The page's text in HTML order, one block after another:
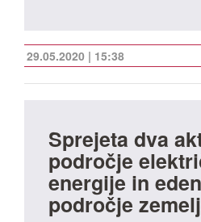
29.05.2020 | 15:38
Sprejeta dva
področje
energije in
področje